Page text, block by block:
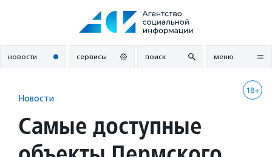
новости сервисы поиск меню
18+
Новости
Самые доступные